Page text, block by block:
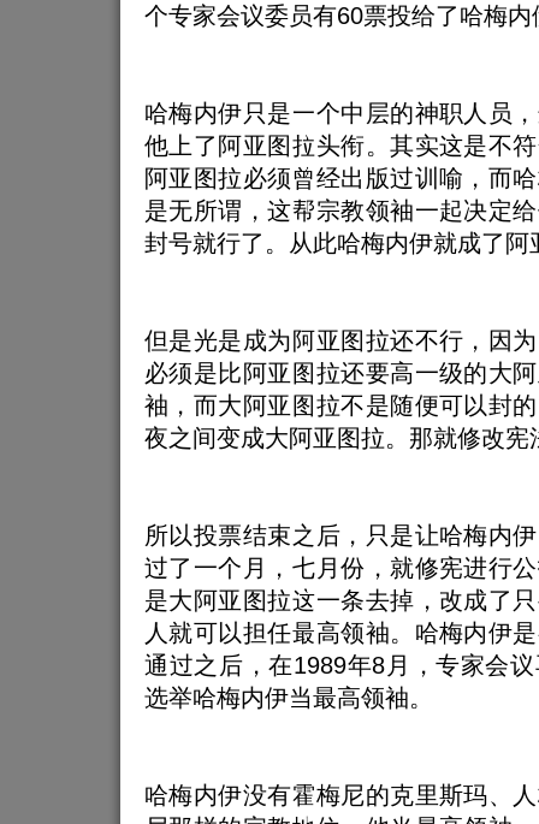
个专家会议委员有60票投给了哈梅内
哈梅内伊只是一个中层的神职人员
他上了阿亚图拉头衔。其实这是不
阿亚图拉必须曾经出版过训喻，而
是无所谓，这帮宗教领袖一起决定
封号就行了。从此哈梅内伊就成了阿
但是光是成为阿亚图拉还不行，因
必须是比阿亚图拉还要高一级的大
袖，而大阿亚图拉不是随便可以封
夜之间变成大阿亚图拉。那就修改宪
所以投票结束之后，只是让哈梅内
过了一个月，七月份，就修宪进行
是大阿亚图拉这一条去掉，改成了
人就可以担任最高领袖。哈梅内伊
通过之后，在1989年8月，专家会
选举哈梅内伊当最高领袖。
哈梅内伊没有霍梅尼的克里斯玛、